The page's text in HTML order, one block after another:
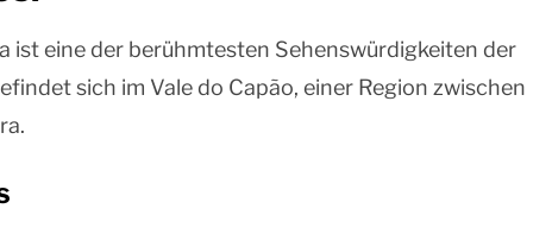
ist eine der berühmtesten Sehenswürdigkeiten der
sich im Vale do Capão, einer Region zwischen